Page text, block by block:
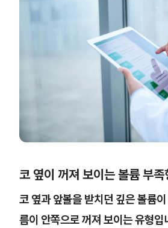
코 옆이 꺼져 보이는 볼륨 부족
코 옆과 앞볼을 받치던 깊은 볼륨
름이 안쪽으로 꺼져 보이는 유형입